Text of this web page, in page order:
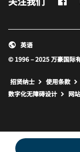
© 1996 – 2025 万豪国际
英语
招贤纳士 使用条款
数字化无障碍设计
网